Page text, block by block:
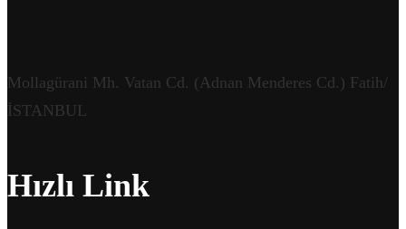
Mollagürani Mh. Vatan Cd. (Adnan Menderes Cd.) Fatih/
İSTANBUL
Hızlı Link